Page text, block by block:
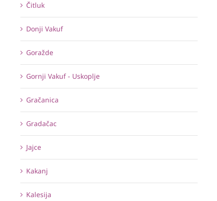
Čitluk
Donji Vakuf
Goražde
Gornji Vakuf - Uskoplje
Gračanica
Gradačac
Jajce
Kakanj
Kalesija